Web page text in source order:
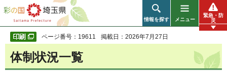
彩の国 埼玉県
情報を探す メニュー
緊急・防
災
ページ番号：19611 掲載日：2026年7月27日
体制状況一覧